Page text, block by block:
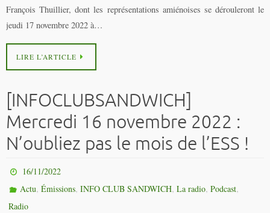
François Thuillier, dont les représentations amiénoises se dérouleront le
jeudi 17 novembre 2022 à…
LIRE L’ARTICLE
[INFOCLUBSANDWICH]
Mercredi 16 novembre 2022 :
N’oubliez pas le mois de l’ESS !
16/11/2022
Actu,Émissions,INFO CLUB SANDWICH,La radio,Podcast,
Radio